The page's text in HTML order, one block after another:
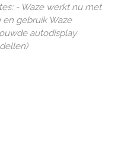
- Waze werkt nu met
en gebruik Waze
autodisplay